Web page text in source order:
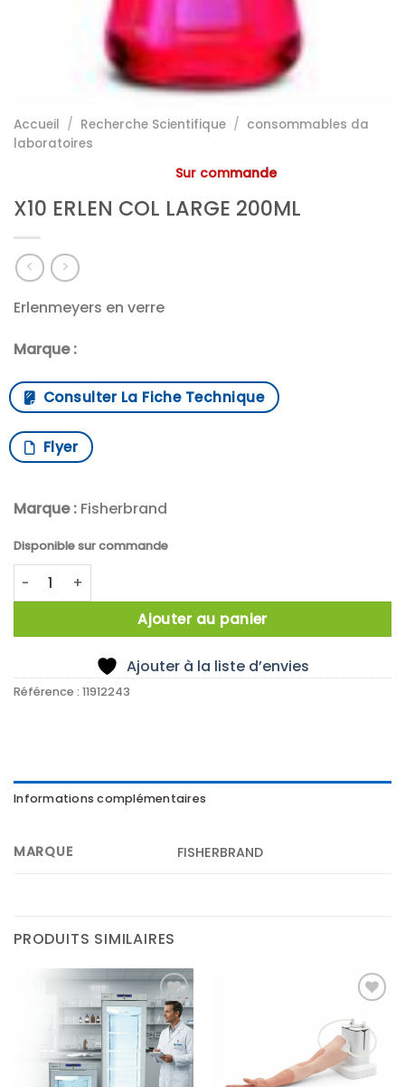
Accueil / Recherche Scientifique / consommables da
laboratoires
Sur commande
X10 ERLEN COL LARGE 200ML
Erlenmeyers en verre
Marque :
Consulter La Fiche Technique
Flyer
Marque : Fisherbrand
Disponible sur commande
quantité de X10 ERLEN COL LARGE 200ML
Ajouter au panier
Ajouter à la liste d’envies
Référence : 11912243
Informations complémentaires
MARQUE FISHERBRAND
PRODUITS SIMILAIRES
Ajouter
à la liste
d’envies
Ajouter
à la liste
d’envies